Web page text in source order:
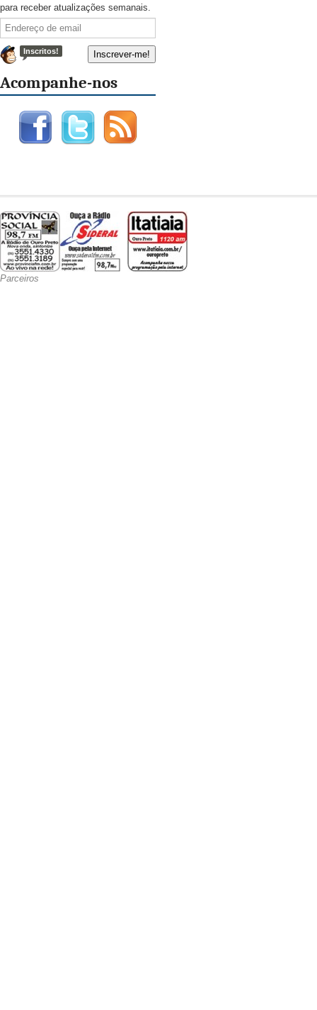
para receber atualizações semanais.
Inscritos!
Acompanhe-nos
Parceiros